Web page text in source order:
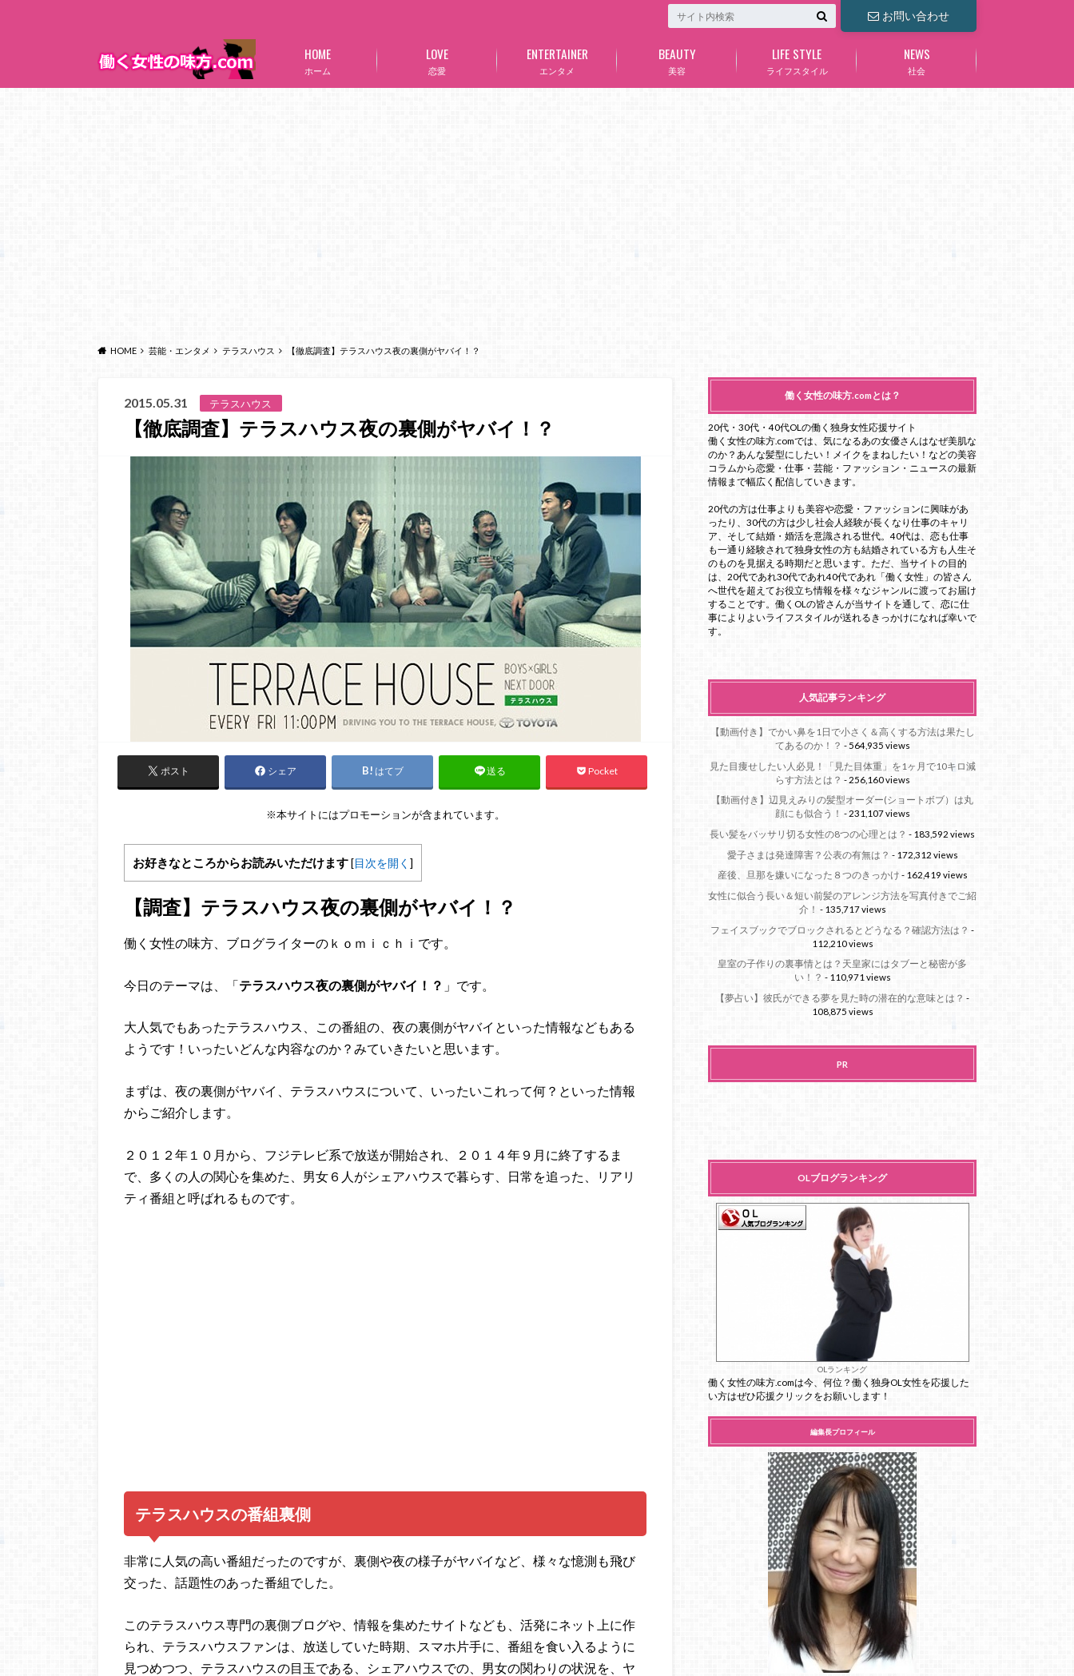
お問い合わせ
ホーム
HOME
恋愛
LOVE
エンタメ
ENTERTAINER
美容
BEAUTY
ライフスタイル
LIFE STYLE
社会
NEWS
HOME 芸能・エンタメ テラスハウス 【徹底調査】テラスハウス夜の裏側がヤバイ！？
2015.05.31 テラスハウス
【徹底調査】テラスハウス夜の裏側がヤバイ！？
ポスト シェア はてブ 送る Pocket
※本サイトにはプロモーションが含まれています。
お好きなところからお読みいただけます[目次を開く ]
【調査】テラスハウス夜の裏側がヤバイ！？
働く女性の味方、ブログライターのｋｏｍｉｃｈｉです。
今日のテーマは、「テラスハウス夜の裏側がヤバイ！？ 」です。
大人気でもあったテラスハウス、この番組の、夜の裏側がヤバイといった情報などもある
ようです！いったいどんな内容なのか？みていきたいと思います。
まずは、夜の裏側がヤバイ、テラスハウスについて、いったいこれって何？といった情報
からご紹介します。
２０１２年１０月から、フジテレビ系で放送が開始され、２０１４年９月に終了するま
で、多くの人の関心を集めた、男女６人がシェアハウスで暮らす、日常を追った、リアリ
ティ番組と呼ばれるものです。
テラスハウスの番組裏側
非常に人気の高い番組だったのですが、裏側や夜の様子がヤバイなど、様々な憶測も飛び
交った、話題性のあった番組でした。
このテラスハウス専門の裏側ブログや、情報を集めたサイトなども、活発にネット上に作
られ、テラスハウスファンは、放送していた時期、スマホ片手に、番組を食い入るように
見つめつつ、テラスハウスの目玉である、シェアハウスでの、男女の関わりの状況を、ヤ
働く女性の味方.comとは？
20代・30代・40代OLの働く独身女性応援サイト
働く女性の味方.comでは、気になるあの女優さんはなぜ美肌な
のか？あんな髪型にしたい！メイクをまねしたい！などの美容
コラムから恋愛・仕事・芸能・ファッション・ニュースの最新
情報まで幅広く配信していきます。
20代の方は仕事よりも美容や恋愛・ファッションに興味があ
ったり、30代の方は少し社会人経験が長くなり仕事のキャリ
ア、そして結婚・婚活を意識される世代。40代は、恋も仕事
も一通り経験されて独身女性の方も結婚されている方も人生そ
のものを見据える時期だと思います。ただ、当サイトの目的
は、20代であれ30代であれ40代であれ「働く女性」の皆さん
へ世代を超えてお役立ち情報を様々なジャンルに渡ってお届け
することです。働くOLの皆さんが当サイトを通して、恋に仕
事によりよいライフスタイルが送れるきっかけになれば幸いで
す。
人気記事ランキング
【動画付き】でかい鼻を1日で小さく＆高くする方法は果たし
てあるのか！？ - 564,935 views
見た目痩せしたい人必見！「見た目体重」を1ヶ月で10キロ減
らす方法とは？ - 256,160 views
【動画付き】辺見えみりの髪型オーダー(ショートボブ）は丸
顔にも似合う！ - 231,107 views
長い髪をバッサリ切る女性の8つの心理とは？ - 183,592 views
愛子さまは発達障害？公表の有無は？ - 172,312 views
産後、旦那を嫌いになった８つのきっかけ - 162,419 views
女性に似合う長い＆短い前髪のアレンジ方法を写真付きでご紹
介！ - 135,717 views
フェイスブックでブロックされるとどうなる？確認方法は？ -
112,210 views
皇室の子作りの裏事情とは？天皇家にはタブーと秘密が多
い！？ - 110,971 views
【夢占い】彼氏ができる夢を見た時の潜在的な意味とは？ -
108,875 views
PR
OLブログランキング
OLランキング
働く女性の味方.comは今、何位？働く独身OL女性を応援した
い方はぜひ応援クリックをお願いします！
編集長プロフィール